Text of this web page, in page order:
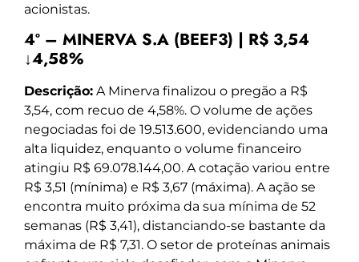
acionistas.
4º – MINERVA S.A (BEEF3) | R$ 3,54
↓4,58%
Descrição: A Minerva finalizou o pregão a R$
3,54, com recuo de 4,58%. O volume de ações
negociadas foi de 19.513.600, evidenciando uma
alta liquidez, enquanto o volume financeiro
atingiu R$ 69.078.144,00. A cotação variou entre
R$ 3,51 (mínima) e R$ 3,67 (máxima). A ação se
encontra muito próxima da sua mínima de 52
semanas (R$ 3,41), distanciando-se bastante da
máxima de R$ 7,31. O setor de proteínas animais